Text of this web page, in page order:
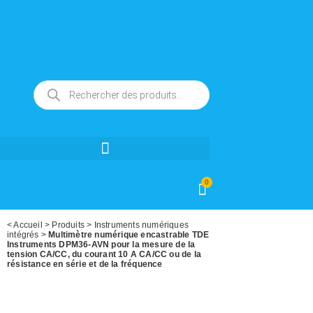
0
<Accueil > Produits > Instruments numériques
intégrés > Multimètre numérique encastrable TDE
Instruments DPM36-AVN pour la mesure de la
tension CA/CC, du courant 10 A CA/CC ou de la
résistance en série et de la fréquence